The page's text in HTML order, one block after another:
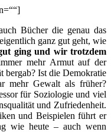
Bücher die genau das
ganz gut geht, wie
ging und wir trotzdem
mehr Armut auf der
bergab? Ist die Demokratie
mehr Gewalt als früher?
für Soziologie und viel
und Zufriedenheit.
und Beispielen führt er
wie heute – auch wenn